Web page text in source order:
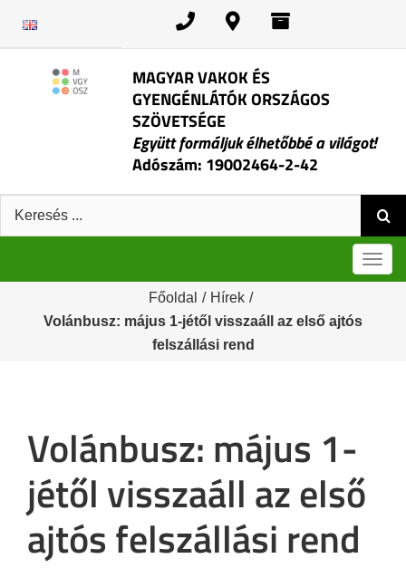
MAGYAR VAKOK ÉS
GYENGÉNLÁTÓK ORSZÁGOS
SZÖVETSÉGE
Együtt formáljuk élhetőbbé a világot!
Adószám: 19002464-2-42
Keresés:
Főoldal / Hírek /
Volánbusz: május 1-jétől visszaáll az első ajtós
felszállási rend
Volánbusz: május 1-
jétől visszaáll az első
ajtós felszállási rend